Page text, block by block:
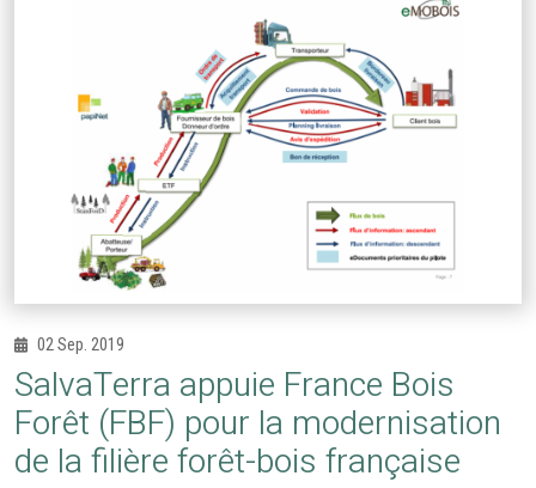
02 Sep. 2019
SalvaTerra appuie France Bois
Forêt (FBF) pour la modernisation
de la filière forêt-bois française